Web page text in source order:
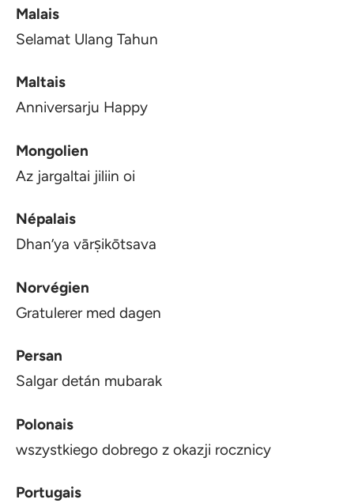
Malais
Selamat Ulang Tahun
Maltais
Anniversarju Happy
Mongolien
Az jargaltai jiliin oi
Népalais
Dhan’ya vārṣikōtsava
Norvégien
Gratulerer med dagen
Persan
Salgar detán mubarak
Polonais
wszystkiego dobrego z okazji rocznicy
Portugais